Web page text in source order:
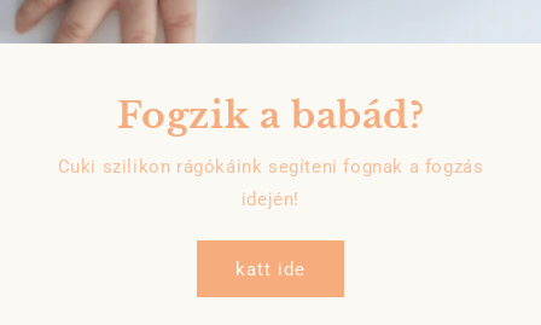
Fogzik a babád?
Cuki szilikon rágókáink segíteni fognak a fogzás
idején!
katt ide